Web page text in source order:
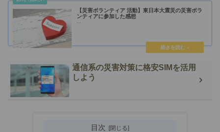
【災害ボランティア 活動】東日本大震災の災害ボラ
ンティアに参加した感想
通信系の災害対策に格安SIMを活用
しよう
目次